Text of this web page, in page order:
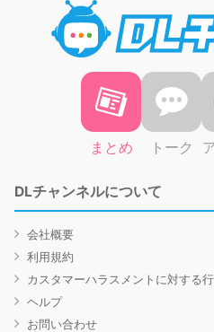
まとめ トーク
DLチャンネルについて
会社概要
利用規約
カスタマーハラスメントに対する
ヘルプ
お問い合わせ